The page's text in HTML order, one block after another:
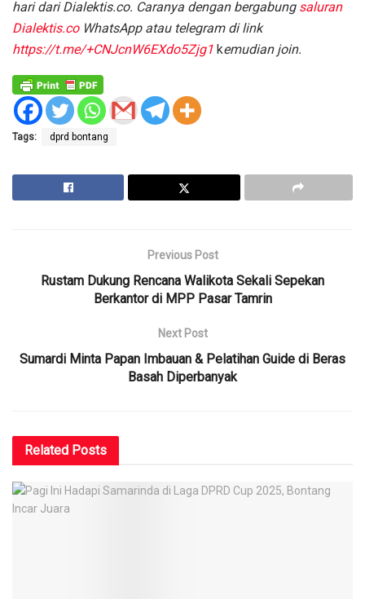
hari dari Dialektis.co. Caranya dengan bergabung saluran
Dialektis.co WhatsApp atau telegram di link
https://t.me/+CNJcnW6EXdo5Zjg1 kemudian join.
Tags: dprd bontang
Previous Post
Rustam Dukung Rencana Walikota Sekali Sepekan
Berkantor di MPP Pasar Tamrin
Next Post
Sumardi Minta Papan Imbauan & Pelatihan Guide di Beras
Basah Diperbanyak
Related Posts